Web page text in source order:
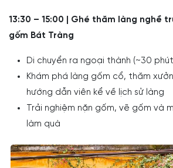
13:30 – 15:00 | Ghé thăm làng nghề
gốm Bát Tràng
Di chuyển ra ngoại thành (~30
Khám phá làng gốm cổ, thăm
hướng dẫn viên kể về lịch sử làng
Trải nghiệm nặn gốm, vẽ gốm và
làm quà